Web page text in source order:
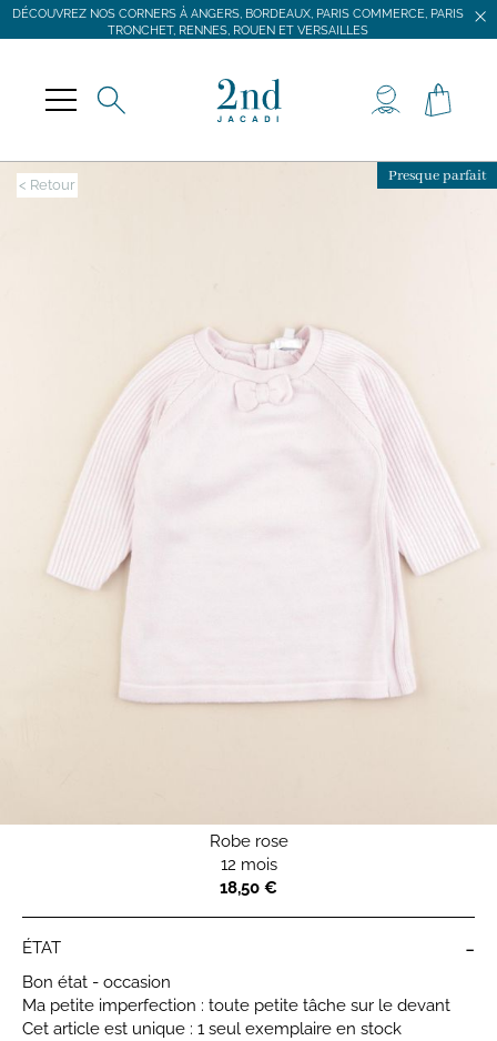
DÉCOUVREZ NOS CORNERS À ANGERS, BORDEAUX, PARIS COMMERCE, PARIS
TRONCHET, RENNES, ROUEN ET VERSAILLES
DÉCOUVREZ NOS CORNERS À ANGERS, BORDEAUX, PARIS COMMERCE, PARIS
TRONCHET, RENNES, ROUEN ET VERSAILLES
< Retour Presque parfait
Robe rose
12 mois
18,50 €
ÉTAT -
Bon état - occasion
Ma petite imperfection : toute petite tâche sur le devant
Cet article est unique : 1 seul exemplaire en stock